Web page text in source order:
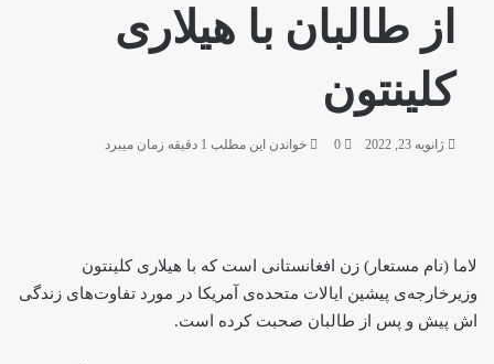
از طالبان با هیلاری
کلینتون
ژانویه 23, 2022 0 خواندن این مطلب 1 دقیقه زمان میبرد
لاما (نام مستعار) زن افغانستانی است که با هیلاری کلینتون
وزیرخارجه‌ی پیشین ایالات متحده‌ی آمریکا در مورد تفاوت‌های زندگی
اش پیش و پس از طالبان صحبت کرده است.